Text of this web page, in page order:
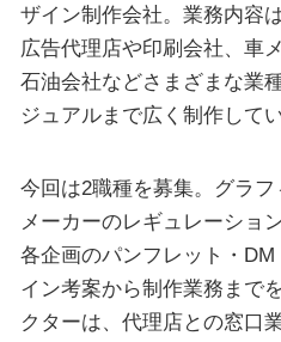
ザイン制作会社。業務内容
広告代理店や印刷会社、車
石油会社などさまざまな業
ジュアルまで広く制作してい
今回は2職種を募集。グラ
メーカーのレギュレーショ
各企画のパンフレット・
イン考案から制作業務まで
クターは、代理店との窓口